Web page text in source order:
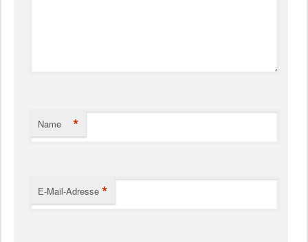
Name *
E-Mail-Adresse *